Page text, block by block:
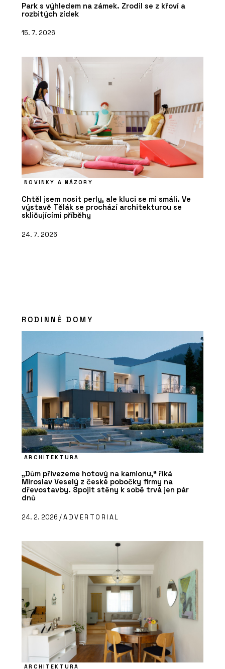
Park s výhledem na zámek. Zrodil se z křoví a
rozbitých zídek
15. 7. 2026
NOVINKY A NÁZORY
Chtěl jsem nosit perly, ale kluci se mi smáli. Ve
výstavě Tělák se prochází architekturou se
skličujícími příběhy
24. 7. 2026
RODINNÉ DOMY
ARCHITEKTURA
„Dům přivezeme hotový na kamionu,“ říká
Miroslav Veselý z české pobočky firmy na
dřevostavby. Spojit stěny k sobě trvá jen pár
dnů
24. 2. 2026 /ADVERTORIAL
ARCHITEKTURA